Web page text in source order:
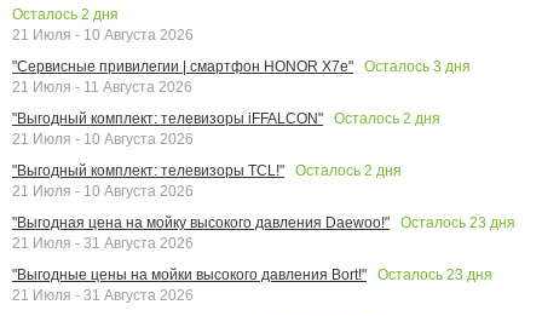
Осталось 2 дня
21 Июля - 10 Августа 2026
"Сервисные привилегии | смартфон HONOR X7e"
Осталось 3 дня
21 Июля - 11 Августа 2026
"Выгодный комплект: телевизоры iFFALCON"
Осталось 2 дня
21 Июля - 10 Августа 2026
"Выгодный комплект: телевизоры TCL!"
Осталось 2 дня
21 Июля - 10 Августа 2026
"Выгодная цена на мойку высокого давления Daewoo!"
Осталось 23 дня
21 Июля - 31 Августа 2026
"Выгодные цены на мойки высокого давления Bort!"
Осталось 23 дня
21 Июля - 31 Августа 2026